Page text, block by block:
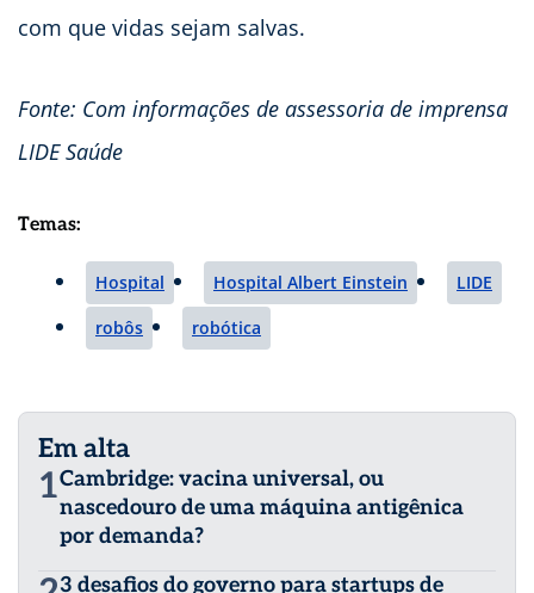
com que vidas sejam salvas.
Fonte: Com informações de assessoria de imprensa
LIDE Saúde
Temas:
Hospital Hospital Albert Einstein
LIDE
robôs
robótica
Em alta
1Cambridge: vacina universal, ou
nascedouro de uma máquina antigênica
por demanda?
3 desafios do governo para startups de